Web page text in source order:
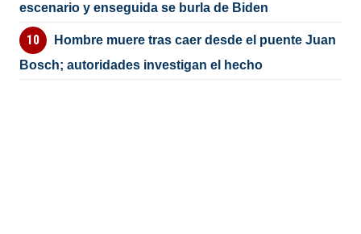
escenario y enseguida se burla de Biden
Hombre muere tras caer desde el puente Juan
Bosch; autoridades investigan el hecho